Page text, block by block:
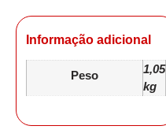
Informação adicional
Peso
1,05
kg